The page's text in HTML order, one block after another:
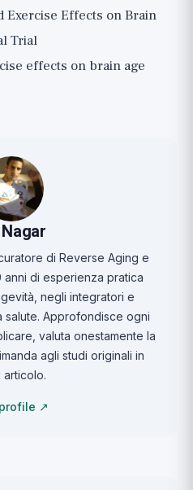
Exercise Effects on Brain
Trial
effects on brain age
di Reverse Aging e
di esperienza pratica
negli integratori e
Approfondisce ogni
valuta onestamente la
agli studi originali in
articolo.
↗